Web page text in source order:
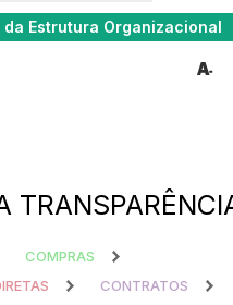
Estrutura Organizacional
COMPRAS
CONTRATOS